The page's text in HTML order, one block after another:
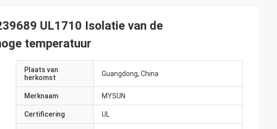
UL1710 Isolatie van de
temperatuur
Plaats van
herkomst
Guangdong, China
Merknaam MYSUN
Certificering UL